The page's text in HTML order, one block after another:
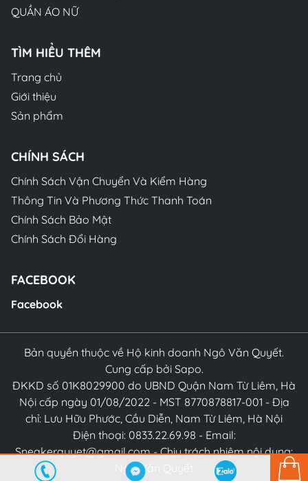
QUẦN ÁO NỮ
TÌM HIỂU THÊM
Trang chủ
Giới thiệu
Sản phẩm
CHÍNH SÁCH
Chính Sách Vận Chuyển Và Kiểm Hàng
Thông Tin Và Phương Thức Thanh Toán
Chính Sách Bảo Mật
Chính Sách Đổi Hàng
FACEBOOK
Facebook
Bản quyền thuộc về Hộ kinh doanh Ngô Văn Quyết.
Cung cấp bởi Sapo.
ĐKKD số 01K8029900 do UBND Quận Nam Từ Liêm, Hà
Nội cấp ngày 01/08/2022 - MST 8770878817-001 - Địa
chỉ: Lưu Hữu Phước, Cầu Diễn, Nam Từ Liêm, Hà Nội
Điện thoại: 0833.22.69.98 - Email:
Sneakerquyet@gmail.com - Chịu trách nhiệm nội dung:
Ngô Văn Quyết